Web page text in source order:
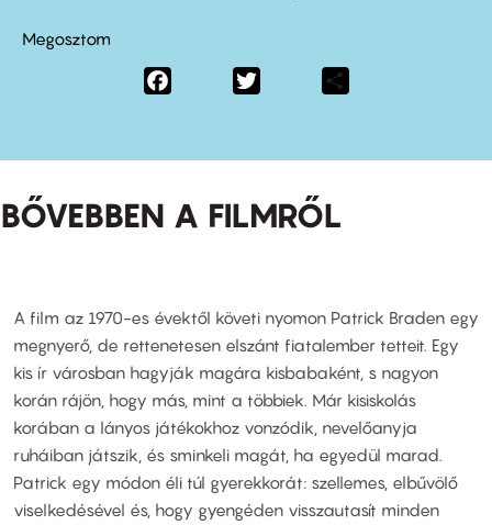
Megosztom
Facebook
BŐVEBBEN A FILMRŐL
A film az 1970-es évektől követi nyomon Patrick Braden egy
megnyerő, de rettenetesen elszánt fiatalember tetteit. Egy
kis ír városban hagyják magára kisbabaként, s nagyon
korán rájön, hogy más, mint a többiek. Már kisiskolás
korában a lányos játékokhoz vonzódik, nevelőanyja
ruháiban játszik, és sminkeli magát, ha egyedül marad.
Patrick egy módon éli túl gyerekkorát: szellemes, elbűvölő
viselkedésével és, hogy gyengéden visszautasít minden